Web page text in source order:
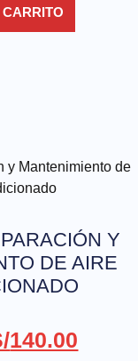
Y
DE AIRE
140.00